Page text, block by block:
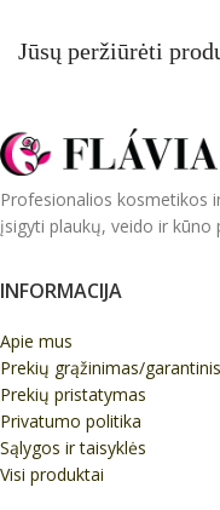
Jūsų peržiūrėti
Profesionalios kosmetikos
įsigyti plaukų, veido ir kūno
INFORMACIJA
Apie mus
Prekių grąžinimas/garantinis
Prekių pristatymas
Privatumo politika
Sąlygos ir taisyklės
Visi produktai